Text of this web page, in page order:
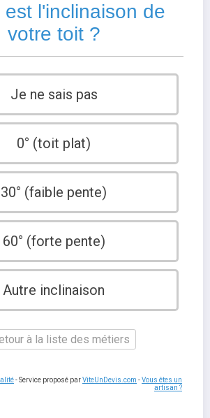
est l'inclinaison de
votre toit ?
Je ne sais pas
0° (toit plat)
30° (faible pente)
60° (forte pente)
Autre inclinaison
à la liste des métiers
- Service proposé parViteUnDevis.com -Vous êtes un
artisan ?